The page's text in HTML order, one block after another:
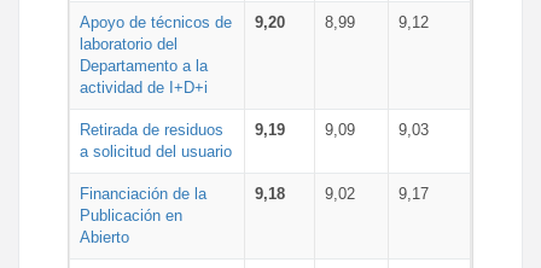
Apoyo de técnicos de
laboratorio del
Departamento a la
actividad de I+D+i
9,20 8,99 9,12
Retirada de residuos
a solicitud del usuario
9,19 9,09 9,03
Financiación de la
Publicación en
Abierto
9,18 9,02 9,17